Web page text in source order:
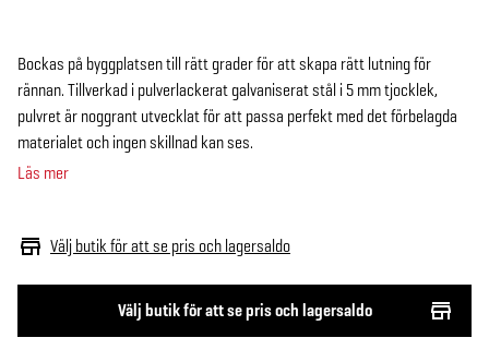
Välj butik för att se pris och lagersaldo
Välj butik för att se pris och lagersaldo
Bockas på byggplatsen till rätt grader för att skapa rätt lutning för
rännan. Tillverkad i pulverlackerat galvaniserat stål i 5 mm tjocklek,
pulvret är noggrant utvecklat för att passa perfekt med det förbelagda
materialet och ingen skillnad kan ses.
Läs mer